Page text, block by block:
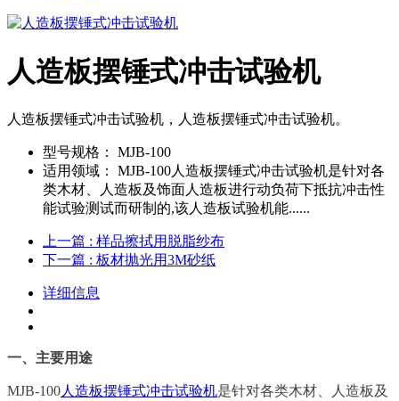
人造板摆锤式冲击试验机
人造板摆锤式冲击试验机，人造板摆锤式冲击试验机。
型号规格：
MJB-100
适用领域：
MJB-100人造板摆锤式冲击试验机是针对各
类木材、人造板及饰面人造板进行动负荷下抵抗冲击性
能试验测试而研制的,该人造板试验机能......
上一篇 : 样品擦拭用脱脂纱布
下一篇 : 板材抛光用3M砂纸
详细信息
一、主要用途
MJB-100人造板摆锤式冲击试验机是针对各类木材、人造板及